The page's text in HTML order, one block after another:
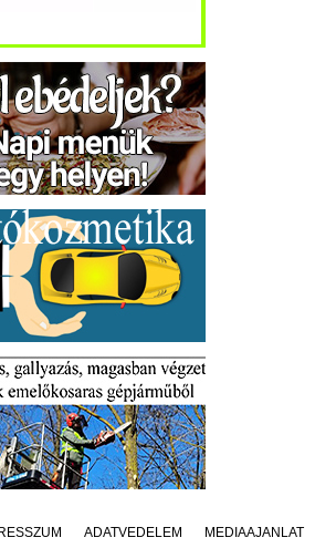
ADATVÉDELEM MÉDIAAJÁNLAT